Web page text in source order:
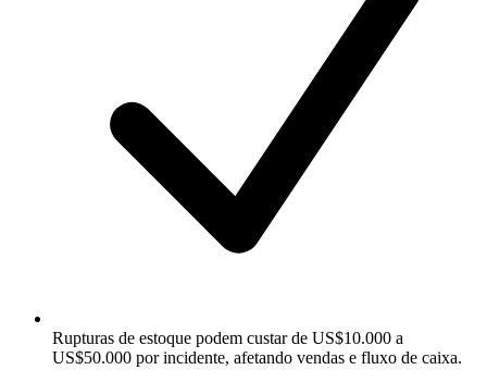
Rupturas de estoque podem custar de US$10.000 a
US$50.000 por incidente, afetando vendas e fluxo de caixa.